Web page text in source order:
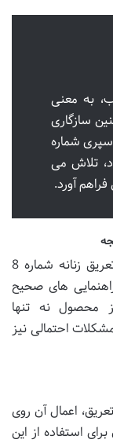
به معنی
سازگاری
شماره
تلاش می
آورد.
برای اینکه از حداکثر اثربخشی اسپری ضد تعریق زنانه شماره 8
های صحیح
محصول نه تنها
احتمالی نیز
اعمال آن روی
استفاده از این